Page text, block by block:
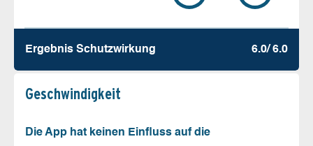
Ergebnis Schutz­wirkung 6.0/ 6.0
Geschw­indigkeit
Die App hat keinen Einfluss auf die